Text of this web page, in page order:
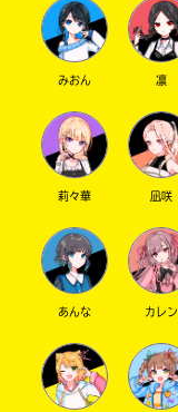
みおん 凛
莉々華 凪咲
あんな カレン